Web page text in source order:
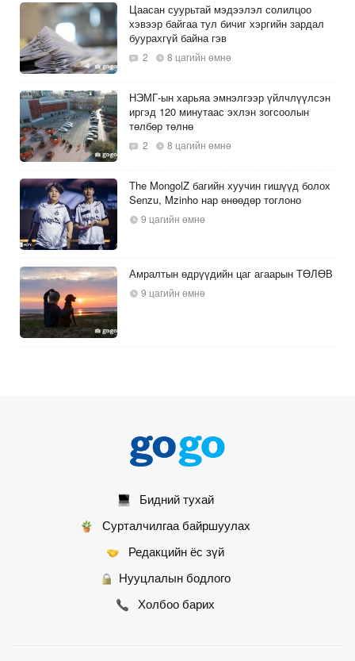
Цаасан суурьтай мэдээлэл солилцоо
хэвээр байгаа тул бичиг хэргийн зардал
буурахгүй байна гэв
2 8 цагийн өмнө
НЭМГ-ын харьяа эмнэлгээр үйлчлүүлсэн
иргэд 120 минутаас эхлэн зогсоолын
төлбөр төлнө
2 8 цагийн өмнө
The MongolZ багийн хуучин гишүүд болох
Senzu, Mzinho нар өнөөдөр тоглоно
9 цагийн өмнө
Амралтын өдрүүдийн цаг агаарын ТӨЛӨВ
9 цагийн өмнө
А.Энхтөр: Нуур тахих уламжлал Хүннү
гүрний үеэс эхлэлтэй
Бидний тухай
Сурталчилгаа байршуулах
Редакцийн ёс зүй
Нууцлалын бодлого
Холбоо барих